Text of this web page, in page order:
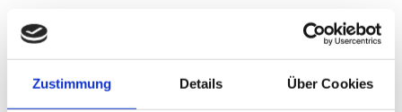
Zustimmung Details Über Cookies
in dem der Finger über den „Kaufen“-Button
schwebt, fühlt sich wie eine leise Erlösung an. Der
kurze Nervenkitzel des Erwerbs verspricht eine Art